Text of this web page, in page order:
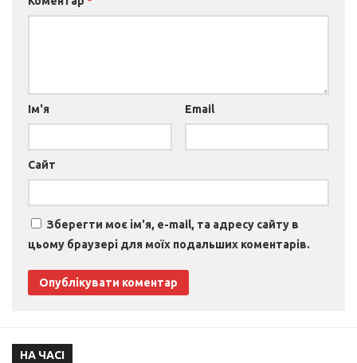
Ім'я Email
Сайт
Зберегти моє ім'я, e-mail, та адресу сайту в
цьому браузері для моїх подальших коментарів.
НА ЧАСІ